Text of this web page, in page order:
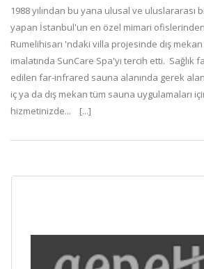
1988 yılından bu yana ulusal ve uluslararası
yapan İstanbul'un en özel mimari ofislerinden
Rumelihisarı 'ndaki villa projesinde dış
imalatında SunCare Spa'yı tercih etti. Sağlık
edilen far-infrared sauna alanında gerek
iç ya da dış mekan tüm sauna uygulamaları
hizmetinizde... [...]